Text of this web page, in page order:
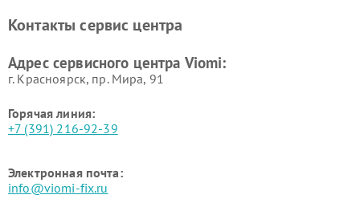
Контакты сервис центра
Адрес сервисного центра Viomi:
г. Красноярск, ​пр. Мира, 91
Горячая линия:
+7 (391) 216-92-39
Электронная почта:
info@viomi-fix.ru